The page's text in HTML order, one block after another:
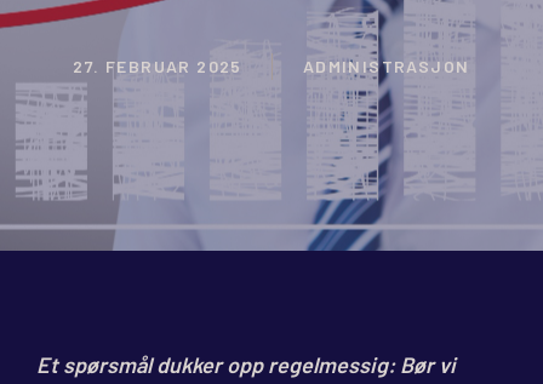
27. FEBRUAR 2025 ADMINISTRASJON
Et spørsmål dukker opp regelmessig: Bør vi